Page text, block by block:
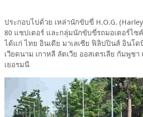
ประกอบไปด้วย เหล่านักขับขี่ H.O.G.
80 แชปเตอร์ และกลุ่มนักขับขี่รถมอเตอร์ไซ
ได้แก่ ไทย อินเดีย มาเลเซีย ฟิลิปปินส์ อินโด
เวียดนาม เกาหลี ลัตเวีย ออสเตรเลีย กัมพูชา
เยอรมนี